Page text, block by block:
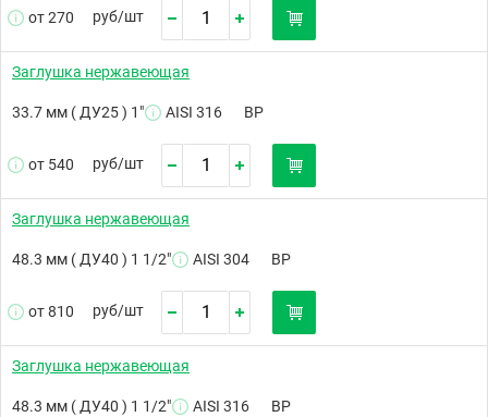
от 270 руб/шт
Заглушка нержавеющая
33.7 мм ( ДУ25 ) 1" AISI 316 ВР
от 540 руб/шт
Заглушка нержавеющая
48.3 мм ( ДУ40 ) 1 1/2" AISI 304 ВР
от 810 руб/шт
Заглушка нержавеющая
48.3 мм ( ДУ40 ) 1 1/2" AISI 316 ВР